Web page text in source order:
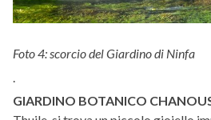
Foto 4: scorcio del Giardino di Ninfa
.
GIARDINO BOTANICO